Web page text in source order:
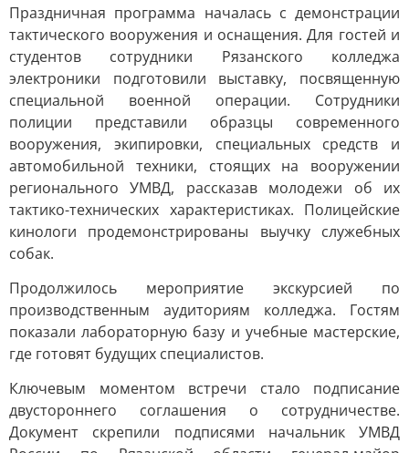
Праздничная программа началась с демонстрации
тактического вооружения и оснащения. Для гостей и
студентов сотрудники Рязанского колледжа
электроники подготовили выставку, посвященную
специальной военной операции. Сотрудники
полиции представили образцы современного
вооружения, экипировки, специальных средств и
автомобильной техники, стоящих на вооружении
регионального УМВД, рассказав молодежи об их
тактико-технических характеристиках. Полицейские
кинологи продемонстрированы выучку служебных
собак.
Продолжилось мероприятие экскурсией по
производственным аудиториям колледжа. Гостям
показали лабораторную базу и учебные мастерские,
где готовят будущих специалистов.
Ключевым моментом встречи стало подписание
двустороннего соглашения о сотрудничестве.
Документ скрепили подписями начальник УМВД